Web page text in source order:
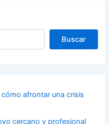
Buscar
afrontar una crisis
cercano y profesional